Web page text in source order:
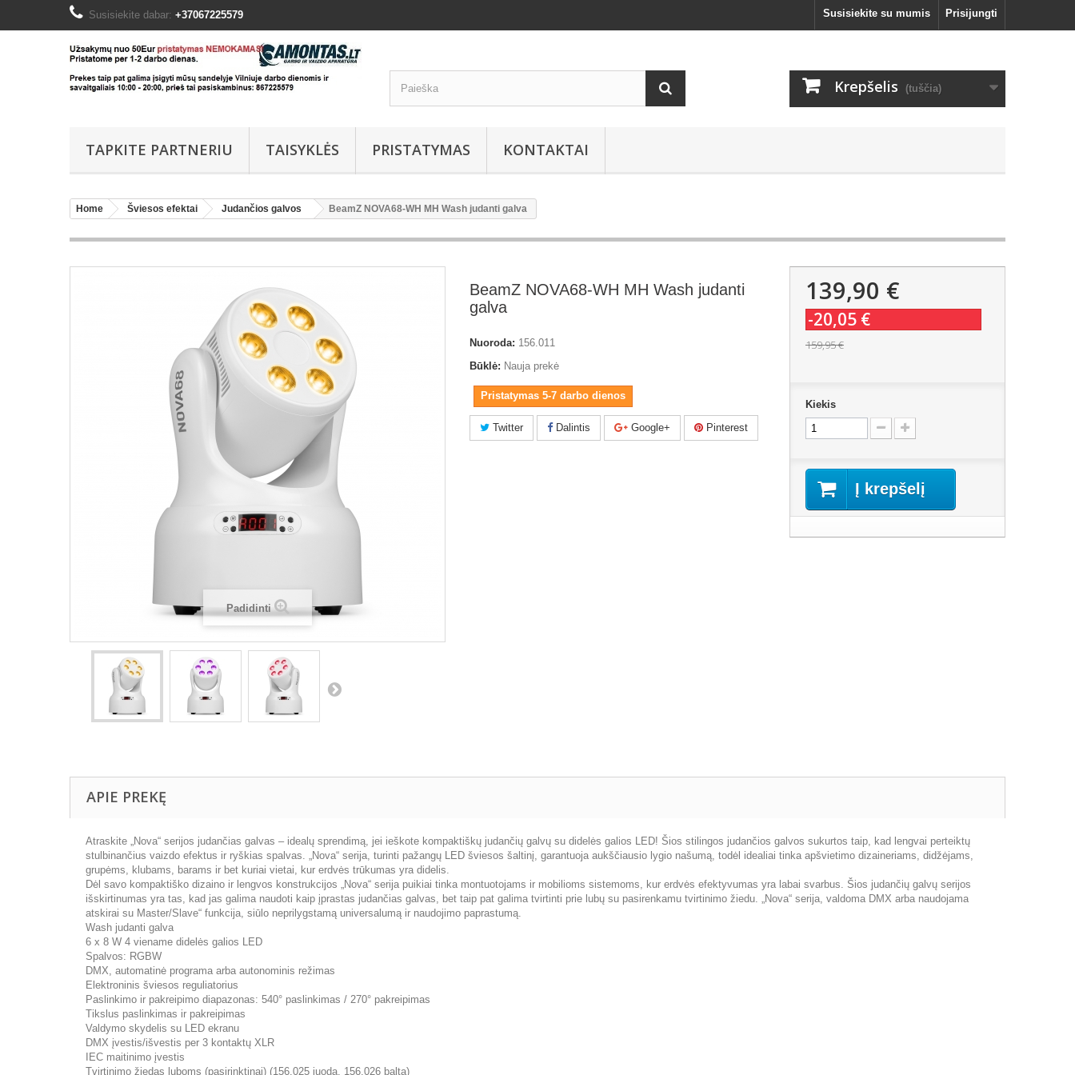
Prisijungti
Susisiekite su mumis
Susisiekite dabar: +37067225579
Krepšelis (tuščia)
TAPKITE PARTNERIU TAISYKLĖS PRISTATYMAS KONTAKTAI
Home Šviesos efektai Judančios galvos BeamZ NOVA68-WH MH Wash judanti galva
Padidinti
BeamZ NOVA68-WH MH Wash judanti
galva
Nuoroda: 156.011
Būklė: Nauja prekė
Pristatymas 5-7 darbo dienos
Twitter Dalintis Google+ Pinterest
139,90 €
-20,05 €
159,95 €
Kiekis
Į krepšelį
APIE PREKĘ
Atraskite „Nova“ serijos judančias galvas – idealų sprendimą, jei ieškote kompaktiškų judančių galvų su didelės galios LED! Šios stilingos judančios galvos sukurtos taip, kad lengvai perteiktų
stulbinančius vaizdo efektus ir ryškias spalvas. „Nova“ serija, turinti pažangų LED šviesos šaltinį, garantuoja aukščiausio lygio našumą, todėl idealiai tinka apšvietimo dizaineriams, didžėjams,
grupėms, klubams, barams ir bet kuriai vietai, kur erdvės trūkumas yra didelis.
Dėl savo kompaktiško dizaino ir lengvos konstrukcijos „Nova“ serija puikiai tinka montuotojams ir mobilioms sistemoms, kur erdvės efektyvumas yra labai svarbus. Šios judančių galvų serijos
išskirtinumas yra tas, kad jas galima naudoti kaip įprastas judančias galvas, bet taip pat galima tvirtinti prie lubų su pasirenkamu tvirtinimo žiedu. „Nova“ serija, valdoma DMX arba naudojama
atskirai su Master/Slave“ funkcija, siūlo neprilygstamą universalumą ir naudojimo paprastumą.
Wash judanti galva
6 x 8 W 4 viename didelės galios LED
Spalvos: RGBW
DMX, automatinė programa arba autonominis režimas
Elektroninis šviesos reguliatorius
Paslinkimo ir pakreipimo diapazonas: 540° paslinkimas / 270° pakreipimas
Tikslus paslinkimas ir pakreipimas
Valdymo skydelis su LED ekranu
DMX įvestis/išvestis per 3 kontaktų XLR
IEC maitinimo įvestis
Tvirtinimo žiedas luboms (pasirinktinai) (156.025 juoda, 156.026 balta)